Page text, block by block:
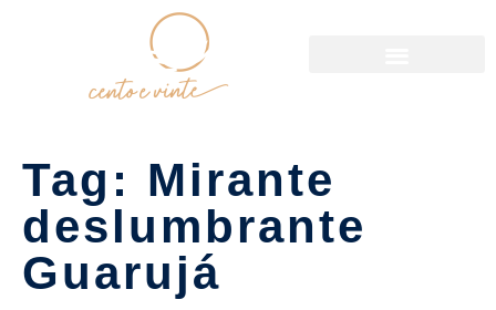
Tag: Mirante
deslumbrante
Guarujá